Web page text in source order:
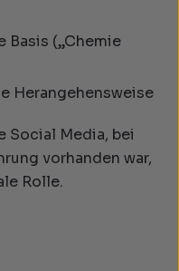
Basis („Chemie
Herangehensweise
Social Media, bei
vorhanden war,
Rolle.